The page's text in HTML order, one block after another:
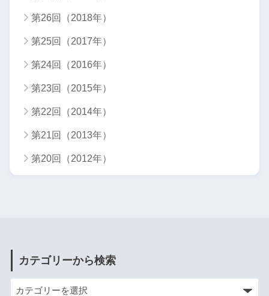
第26回（2018年）
第25回（2017年）
第24回（2016年）
第23回（2015年）
第22回（2014年）
第21回（2013年）
第20回（2012年）
カテゴリーから検索